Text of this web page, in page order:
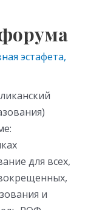
эстафета,
для всех,
и